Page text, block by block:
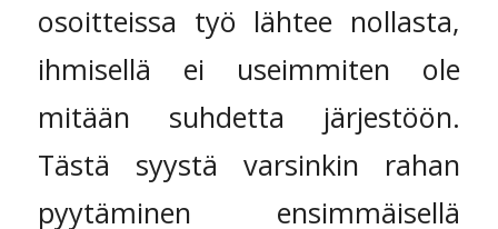
osoitteissa työ lähtee nollasta,
ihmisellä ei useimmiten ole
mitään suhdetta järjestöön.
Tästä syystä varsinkin rahan
pyytäminen ensimmäisellä